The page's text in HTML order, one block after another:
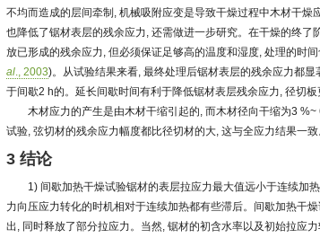
不均而造成的层间牵制, 机械吸附应变是导致干燥过程中木材干燥
也降低了锯材表层的残余应力, 还需做进一步研究。在干燥的终
放已形成的残余应力, 但必须保证足够高的温度和湿度, 处理的时
al., 2003)。从试验结果来看, 最终处理后锯材表层的残余应力都
于间歇2 h的。延长间歇时间有利于降低锯材表层残余应力, 径切板
木材应力的产生是由木材干缩引起的, 而木材径向干缩为3
试验, 弦切材的残余应力幅度都比径切材的大, 这与全应力结果一致
3 结论
1) 间歇加热干燥试验锯材的表层拉应力最大值远小于连续加
力向压应力转化的时机相对于连续加热都有些滞后。间歇加热干
出, 同时释放了部分拉应力。当然, 锯材的初含水率以及初始拉应